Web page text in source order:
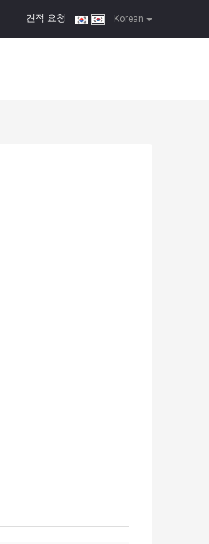
Korean
견적 요청 |